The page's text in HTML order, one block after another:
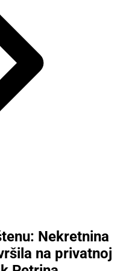
Nekretnina
na privatnoj